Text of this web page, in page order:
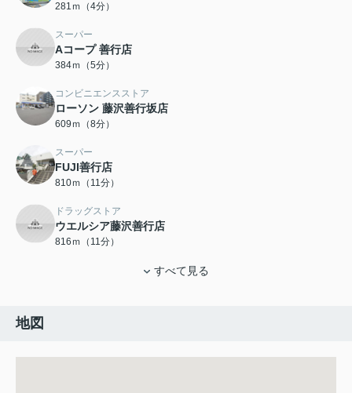
281ｍ（4分）
スーパー
Aコープ 善行店
384ｍ（5分）
コンビニエンスストア
ローソン 藤沢善行坂店
609ｍ（8分）
スーパー
FUJI善行店
810ｍ（11分）
ドラッグストア
ウエルシア藤沢善行店
816ｍ（11分）
すべて見る
地図